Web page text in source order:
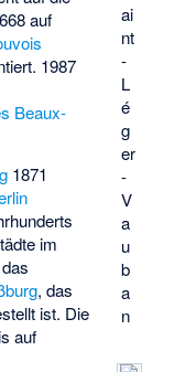
ai
nt
-
L
é
g
er
-
V
a
u
b
a
n
auf
1987
Beaux-
1871
im
, das
ist. Die
auf